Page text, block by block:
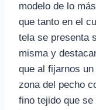
modelo de lo
que tanto en el
tela se presenta
misma y
que al fijarnos
zona del pecho
fino tejido que